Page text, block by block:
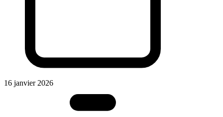
16 janvier 2026